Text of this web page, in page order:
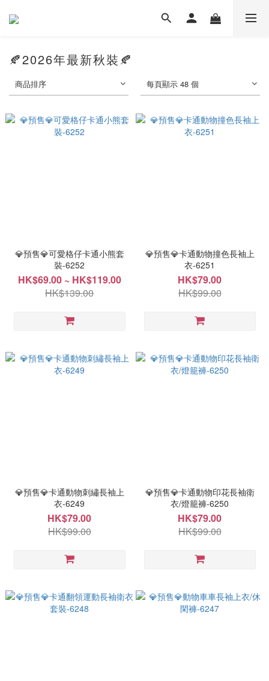
🍂2026年最新秋裝🍂
商品排序 每頁顯示 48 個
💎預售💎可愛格仔卡通小熊套
裝-6252
HK$69.00 ~ HK$119.00
HK$139.00
💎預售💎卡通動物撞色長袖上
衣-6251
HK$79.00
HK$99.00
💎預售💎卡通動物刺繡長袖上
衣-6249
HK$79.00
HK$99.00
💎預售💎卡通動物印花長袖衛
衣/燈籠褲-6250
HK$79.00
HK$99.00